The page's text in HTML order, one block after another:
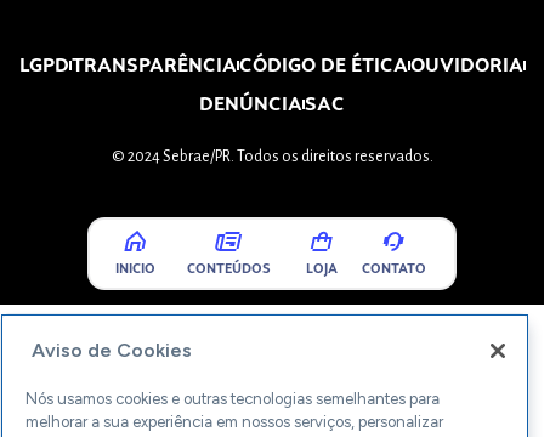
LGPDTRANSPARÊNCIACÓDIGO DE ÉTICAOUVIDORIA
DENÚNCIASAC
© 2024 Sebrae/PR. Todos os direitos reservados.
INICIO CONTEÚDOS LOJA CONTATO
Aviso de Cookies
Nós usamos cookies e outras tecnologias semelhantes para
melhorar a sua experiência em nossos serviços, personalizar